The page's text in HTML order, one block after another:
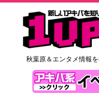
秋葉原＆エンタメ情報